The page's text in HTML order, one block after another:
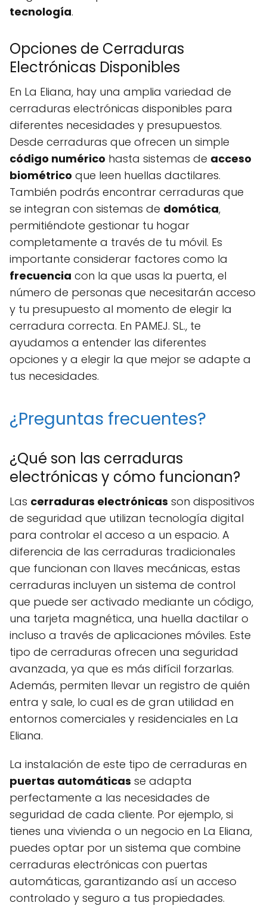
tecnología.
Opciones de Cerraduras
Electrónicas Disponibles
En La Eliana, hay una amplia variedad de
cerraduras electrónicas disponibles para
diferentes necesidades y presupuestos.
Desde cerraduras que ofrecen un simple
código numérico hasta sistemas de acceso
biométrico que leen huellas dactilares.
También podrás encontrar cerraduras que
se integran con sistemas de domótica,
permitiéndote gestionar tu hogar
completamente a través de tu móvil. Es
importante considerar factores como la
frecuencia con la que usas la puerta, el
número de personas que necesitarán acceso
y tu presupuesto al momento de elegir la
cerradura correcta. En PAMEJ. SL., te
ayudamos a entender las diferentes
opciones y a elegir la que mejor se adapte a
tus necesidades.
¿Preguntas frecuentes?
¿Qué son las cerraduras
electrónicas y cómo funcionan?
Las cerraduras electrónicas son dispositivos
de seguridad que utilizan tecnología digital
para controlar el acceso a un espacio. A
diferencia de las cerraduras tradicionales
que funcionan con llaves mecánicas, estas
cerraduras incluyen un sistema de control
que puede ser activado mediante un código,
una tarjeta magnética, una huella dactilar o
incluso a través de aplicaciones móviles. Este
tipo de cerraduras ofrecen una seguridad
avanzada, ya que es más difícil forzarlas.
Además, permiten llevar un registro de quién
entra y sale, lo cual es de gran utilidad en
entornos comerciales y residenciales en La
Eliana.
La instalación de este tipo de cerraduras en
puertas automáticas se adapta
perfectamente a las necesidades de
seguridad de cada cliente. Por ejemplo, si
tienes una vivienda o un negocio en La Eliana,
puedes optar por un sistema que combine
cerraduras electrónicas con puertas
automáticas, garantizando así un acceso
controlado y seguro a tus propiedades.